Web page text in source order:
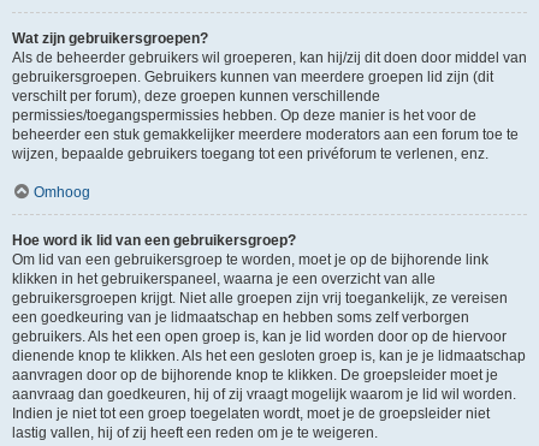
Wat zijn gebruikersgroepen?
Als de beheerder gebruikers wil groeperen, kan hij/zij dit doen door middel van
gebruikersgroepen. Gebruikers kunnen van meerdere groepen lid zijn (dit
verschilt per forum), deze groepen kunnen verschillende
permissies/toegangspermissies hebben. Op deze manier is het voor de
beheerder een stuk gemakkelijker meerdere moderators aan een forum toe te
wijzen, bepaalde gebruikers toegang tot een privéforum te verlenen, enz.
Omhoog
Hoe word ik lid van een gebruikersgroep?
Om lid van een gebruikersgroep te worden, moet je op de bijhorende link
klikken in het gebruikerspaneel, waarna je een overzicht van alle
gebruikersgroepen krijgt. Niet alle groepen zijn vrij toegankelijk, ze vereisen
een goedkeuring van je lidmaatschap en hebben soms zelf verborgen
gebruikers. Als het een open groep is, kan je lid worden door op de hiervoor
dienende knop te klikken. Als het een gesloten groep is, kan je je lidmaatschap
aanvragen door op de bijhorende knop te klikken. De groepsleider moet je
aanvraag dan goedkeuren, hij of zij vraagt mogelijk waarom je lid wil worden.
Indien je niet tot een groep toegelaten wordt, moet je de groepsleider niet
lastig vallen, hij of zij heeft een reden om je te weigeren.